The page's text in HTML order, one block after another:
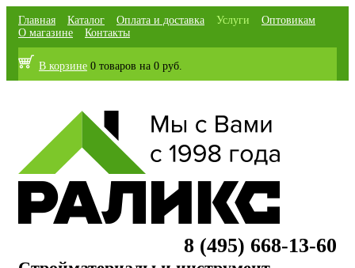
Главная Каталог Оплата и доставка Услуги
Оптовикам
О магазине
Контакты
В корзине 0 товаров на 0 руб.
8 (495) 668-13-60